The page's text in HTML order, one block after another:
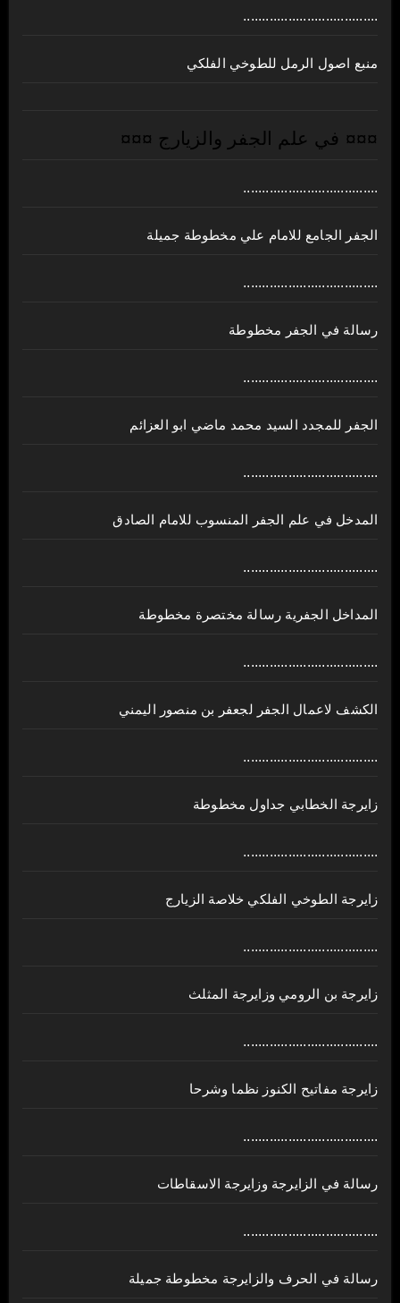
....................................
منبع اصول الرمل للطوخي الفلكي
¤¤¤ في علم الجفر والزيارج ¤¤¤
....................................
الجفر الجامع للامام علي مخطوطة جميلة
....................................
رسالة في الجفر مخطوطة
....................................
الجفر للمجدد السيد محمد ماضي ابو العزائم
....................................
المدخل في علم الجفر المنسوب للامام الصادق
....................................
المداخل الجفرية رسالة مختصرة مخطوطة
....................................
الكشف لاعمال الجفر لجعفر بن منصور اليمني
....................................
زايرجة الخطابي جداول مخطوطة
....................................
زايرجة الطوخي الفلكي خلاصة الزيارج
....................................
زايرجة بن الرومي وزايرجة المثلث
....................................
زايرجة مفاتيح الكنوز نظما وشرحا
....................................
رسالة في الزايرجة وزايرجة الاسقاطات
....................................
رسالة في الحرف والزايرجة مخطوطة جميلة